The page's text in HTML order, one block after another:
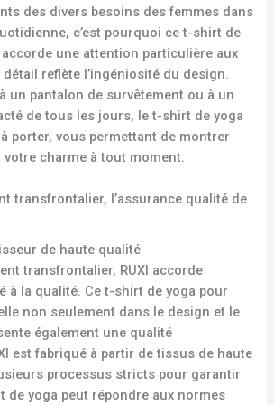
des divers besoins des femmes dans
c’est pourquoi ce t-shirt de
une attention particulière aux
reflète l’ingéniosité du design.
un pantalon de survêtement ou à un
de tous les jours, le t-shirt de yoga
porter, vous permettant de montrer
charme à tout moment.
transfrontalier, l’assurance qualité de
de haute qualité
transfrontalier, RUXI accorde
à la qualité. Ce t-shirt de yoga pour
non seulement dans le design et le
également une qualité
est fabriqué à partir de tissus de haute
processus stricts pour garantir
de yoga peut répondre aux normes